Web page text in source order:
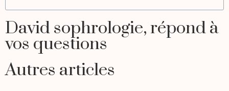
David sophrologie, répond à
vos questions
Autres articles